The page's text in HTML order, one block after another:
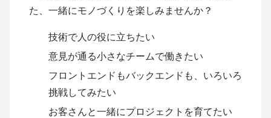
た、一緒にモノづくりを楽しみませんか？
技術で人の役に立ちたい
意見が通る小さなチームで働きたい
フロントエンドもバックエンドも、いろいろ
挑戦してみたい
お客さんと一緒にプロジェクトを育てたい